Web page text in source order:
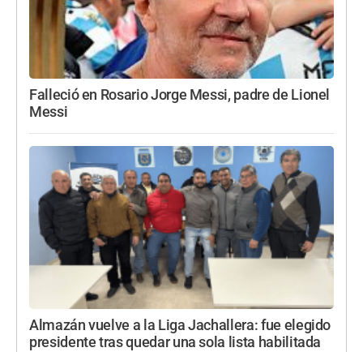
Falleció en Rosario Jorge Messi, padre de Lionel
Messi
Almazán vuelve a la Liga Jachallera: fue elegido
presidente tras quedar una sola lista habilitada